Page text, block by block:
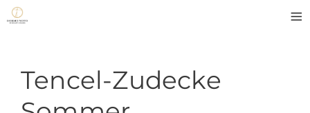
≡
Tencel-Zudecke